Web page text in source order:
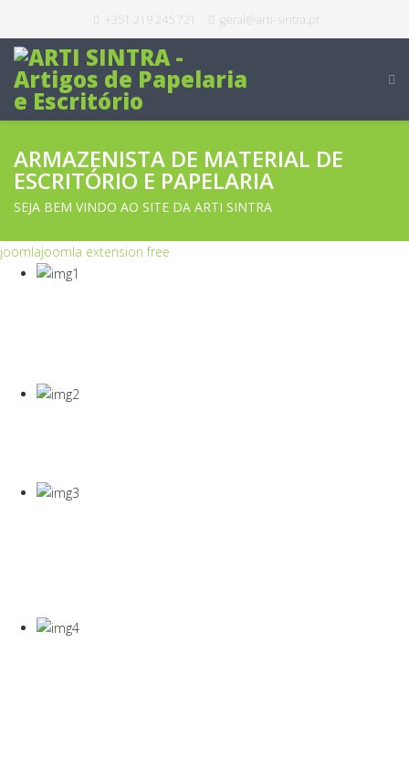
+351 219 245 721 geral@arti-sintra.pt
ARMAZENISTA DE MATERIAL DE
ESCRITÓRIO E PAPELARIA
SEJA BEM VINDO AO SITE DA ARTI SINTRA
joomlajoomla extension free